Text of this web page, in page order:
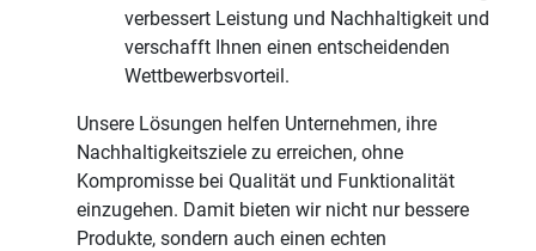
verbessert Leistung und Nachhaltigkeit und
verschafft Ihnen einen entscheidenden
Wettbewerbsvorteil.
Unsere Lösungen helfen Unternehmen, ihre
Nachhaltigkeitsziele zu erreichen, ohne
Kompromisse bei Qualität und Funktionalität
einzugehen. Damit bieten wir nicht nur bessere
Produkte, sondern auch einen echten